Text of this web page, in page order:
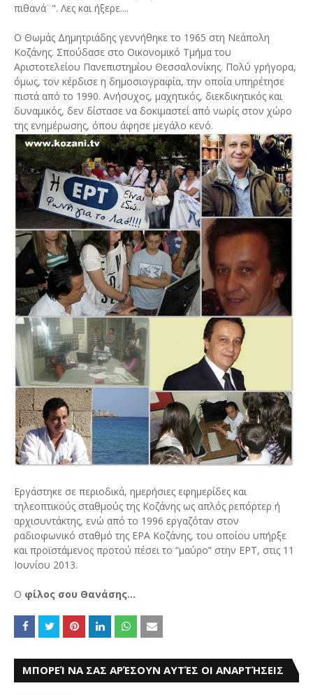
πιθανά¨". Λες και ήξερε....
Ο Θωμάς Δημητριάδης γεννήθηκε το 1965 στη Νεάπολη
Κοζάνης. Σπούδασε στο Οικονομικό Τμήμα του
Αριστοτελείου Πανεπιστημίου Θεσσαλονίκης. Πολύ γρήγορα,
όμως, τον κέρδισε η δημοσιογραφία, την οποία υπηρέτησε
πιστά από το 1990. Ανήσυχος, μαχητικός, διεκδικητικός και
δυναμικός, δεν δίστασε να δοκιμαστεί από νωρίς στον χώρο
της ενημέρωσης, όπου άφησε μεγάλο κενό.
Εργάστηκε σε περιοδικά, ημερήσιες εφημερίδες και
τηλεοπτικούς σταθμούς της Κοζάνης ως απλός ρεπόρτερ ή
αρχισυντάκτης, ενώ από το 1996 εργαζόταν στον
ραδιοφωνικό σταθμό της ΕΡΑ Κοζάνης, του οποίου υπήρξε
και προϊστάμενος προτού πέσει το “μαύρο” στην ΕΡΤ, στις 11
Ιουνίου 2013.
Ο φίλος σου Θανάσης...
ΜΠΟΡΕΊ ΝΑ ΣΑΣ ΑΡΈΣΟΥΝ ΑΥΤΈΣ ΟΙ ΑΝΑΡΤΉΣΕΙΣ